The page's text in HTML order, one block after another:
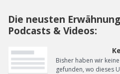
Die neusten
Podcasts & Videos:
Bisher haben wir
gefunden, wo dieses